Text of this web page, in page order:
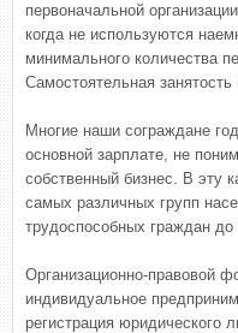
первоначальной
когда не используются
минимального количества
Самостоятельная
Многие наши сограждане
основной зарплате, не
собственный бизнес. В эту
самых различных групп
трудоспособных граждан
Организационно-правовой
индивидуальное
регистрация юридического